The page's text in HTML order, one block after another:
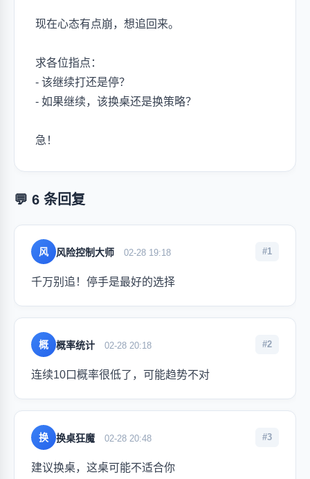
现在心态有点崩，想追回来。
求各位指点：
- 该继续打还是停？
- 如果继续，该换桌还是换策略？
急！
💬 6 条回复
风 风险控制大师 02-28 19:18 #1
千万别追！停手是最好的选择
概 概率统计 02-28 20:18 #2
连续10口概率很低了，可能趋势不对
换 换桌狂魔 02-28 20:48 #3
建议换桌，这桌可能不适合你